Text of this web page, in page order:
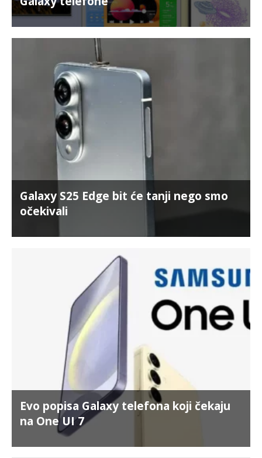
Galaxy S25 Edge bit će tanji nego smo
očekivali
Evo popisa Galaxy telefona koji čekaju
na One UI 7